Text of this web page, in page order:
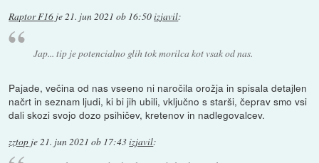
Raptor F16 je21. jun 2021 ob 16:50izjavil:
Jap... tip je potencialno glih tok morilca kot vsak od nas.
Pajade, večina od nas vseeno ni naročila orožja in spisala detajlen
načrt in seznam ljudi, ki bi jih ubili, vključno s starši, čeprav smo vsi
dali skozi svojo dozo psihičev, kretenov in nadlegovalcev.
zztop je21. jun 2021 ob 17:43izjavil: